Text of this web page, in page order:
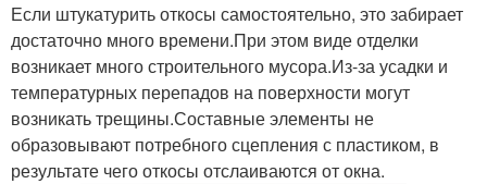
Если штукатурить откосы самостоятельно, это забирает
достаточно много времени.При этом виде отделки
возникает много строительного мусора.Из-за усадки и
температурных перепадов на поверхности могут
возникать трещины.Составные элементы не
образовывают потребного сцепления с пластиком, в
результате чего откосы отслаиваются от окна.